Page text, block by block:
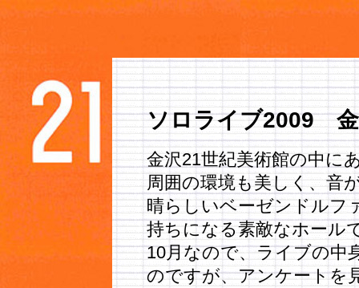
ソロライブ2009 金
金沢21世紀美術館の中に
周囲の環境も美しく、音
晴らしいベーゼンドルフ
持ちになる素敵なホール
10月なので、ライブの中
のですが、アンケートを